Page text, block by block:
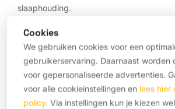
Cookies
We gebruiken cookies voor een
gebruikerservaring. Daarnaast worden
voor gepersonaliseerde advertenties.
voor alle cookieinstellingen en lees hier
policy. Via instellingen kun je kiezen
slaaphouding.
Materiaalkeuze:
pocketveren
Caravanmatrassen zijn meestal gemaakt
of pocketveren. Schuimmatrassen